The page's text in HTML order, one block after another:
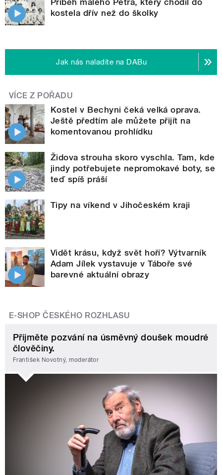
kostela dřív než do školky
Jak nás naladíte na DABu
VÍCE Z POŘADU
Kostel v Bechyni čeká velká oprava.
Ještě předtím ale můžete přijít na
komentovanou prohlídku
Židova strouha skoro vyschla. Tam, kde
jindy potřebujete nepromokavé boty, se
teď spíš práší
Tipy na víkend v Jihočeském kraji
Vidět krásu, když svět hoří? Výtvarník
Adam Jílek vystavuje v Táboře své
barevné aktuální obrazy
E-SHOP ČESKÉHO ROZHLASU
Přijměte pozvání na úsměvný doušek moudré
člověčiny.
František Novotný, moderátor